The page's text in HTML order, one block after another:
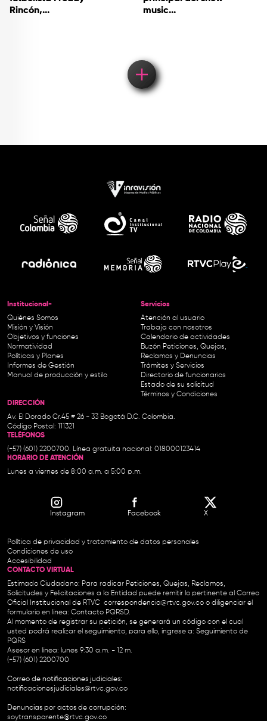
Rincón,...
music...
Load More
Institucional-
Quiénes Somos
Misión y Visión
Objetivos y funciones
Normatividad
Políticas y Planes
Informes de Gestión
Manual de producción y estilo
Servicios
Atención al usuario
Trabaja con nosotros
Calendario de actividades
Buzón Peticiones, Quejas,
Reclamos y Denuncias
Trámites y Servicios
Directorio de funcionarios
Estado de su solicitud
Términos y Condiciones
DIRECCIÓN
Av. El Dorado Cr.45 # 26 - 33 Bogotá D.C. Colombia.
Código Postal: 111321
TELÉFONOS
(+57) (601) 2200700. Línea gratuita nacional: 018000123414
HORARIO DE ATENCIÓN
Lunes a viernes de 8:00 a.m. a 5:00 p.m.
Instagram Facebook X
Política de privacidad y tratamiento de datos personales
Condiciones de uso
Accesibilidad
CONTACTO VIRTUAL
Estimado Ciudadano: Para radicar Peticiones, Quejas, Reclamos,
Solicitudes y Felicitaciones a la Entidad puede remitir lo pertinente al Correo
Oficial Institucional de RTVC correspondencia@rtvc.gov.co o diligenciar el
formulario en línea: Contacto PQRSD.
Al momento de registrar su petición, se generará un código con el cual
usted podrá realizar el seguimiento, para ello, ingrese a: Seguimiento de
PQRS
Asesor en línea: lunes 9:30 a.m. - 12 m.
(+57) (601) 2200700
Correo de notificaciones judiciales:
notificacionesjudiciales@rtvc.gov.co
Denuncias por actos de corrupción:
soytransparente@rtvc.gov.co